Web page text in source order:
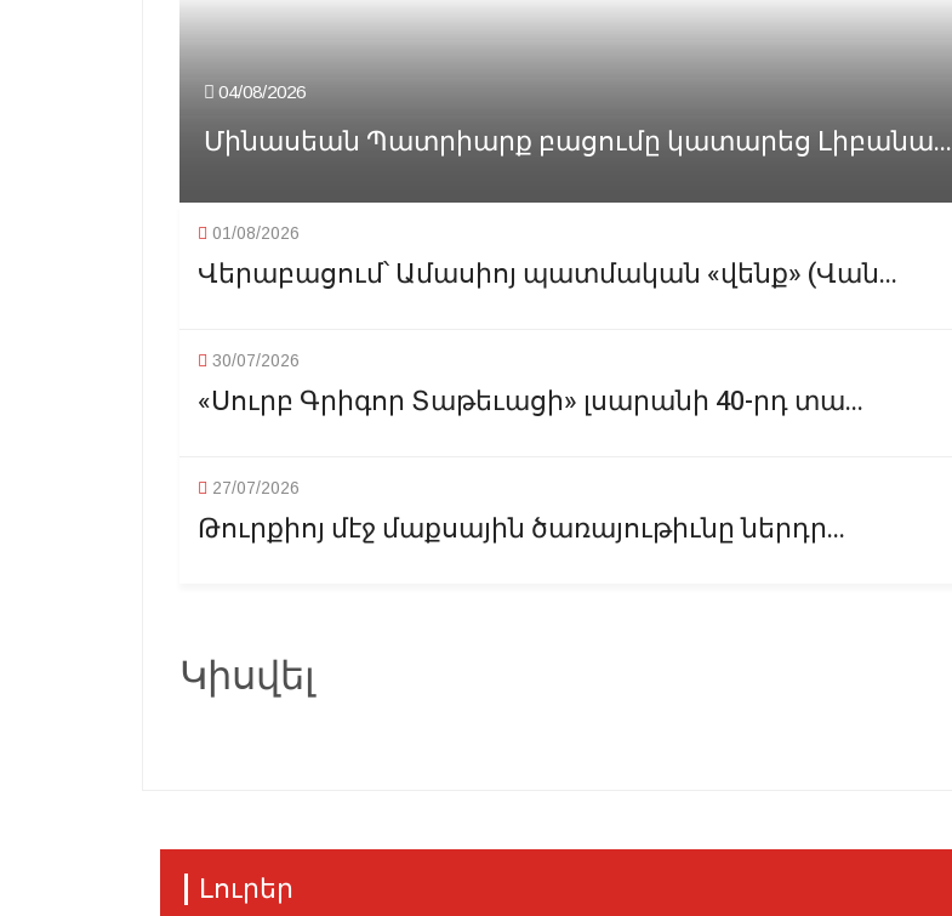
04/08/2026
Մինասեան Պատրիարք բացումը կատարեց Լիբանա...
01/08/2026
Վերաբացում՝ Ամասիոյ պատմական «վենք» (Վան...
30/07/2026
«Սուրբ Գրիգոր Տաթեւացի» լսարանի 40-րդ տա...
27/07/2026
Թուրքիոյ մէջ մաքսային ծառայութիւնը ներդր...
Կիսվել
Լուրեր